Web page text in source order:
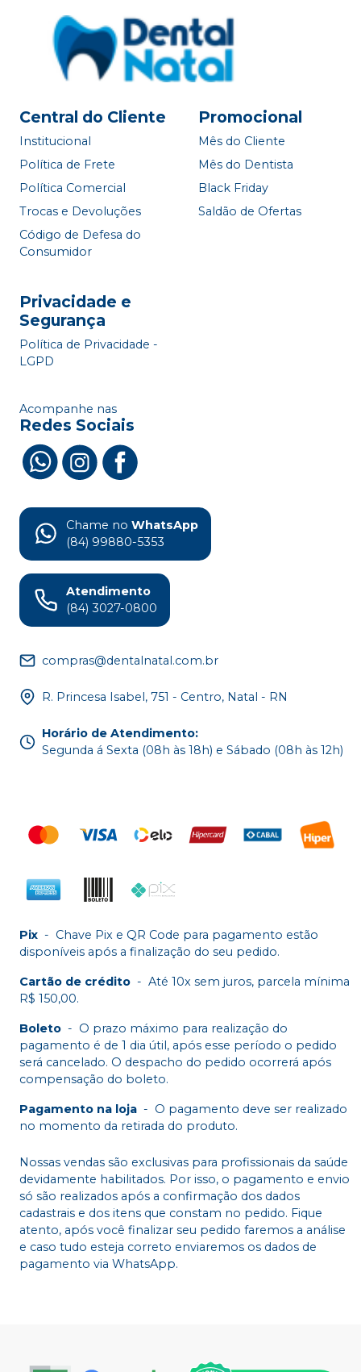
Central do Cliente
Institucional
Política de Frete
Política Comercial
Trocas e Devoluções
Código de Defesa do
Consumidor
Promocional
Mês do Cliente
Mês do Dentista
Black Friday
Saldão de Ofertas
Privacidade e
Segurança
Política de Privacidade -
LGPD
Acompanhe nas
Redes Sociais
Chame no WhatsApp
(84) 99880-5353
Atendimento
(84) 3027-0800
compras@dentalnatal.com.br
R. Princesa Isabel, 751 - Centro, Natal - RN
Horário de Atendimento:
Segunda á Sexta (08h às 18h) e Sábado (08h às 12h)
Pix - Chave Pix e QR Code para pagamento estão
disponíveis após a finalização do seu pedido.
Cartão de crédito - Até 10x sem juros, parcela mínima
R$ 150,00.
Boleto - O prazo máximo para realização do
pagamento é de 1 dia útil, após esse período o pedido
será cancelado. O despacho do pedido ocorrerá após
compensação do boleto.
Pagamento na loja - O pagamento deve ser realizado
no momento da retirada do produto.
Nossas vendas são exclusivas para profissionais da saúde
devidamente habilitados. Por isso, o pagamento e envio
só são realizados após a confirmação dos dados
cadastrais e dos itens que constam no pedido. Fique
atento, após você finalizar seu pedido faremos a análise
e caso tudo esteja correto enviaremos os dados de
pagamento via WhatsApp.